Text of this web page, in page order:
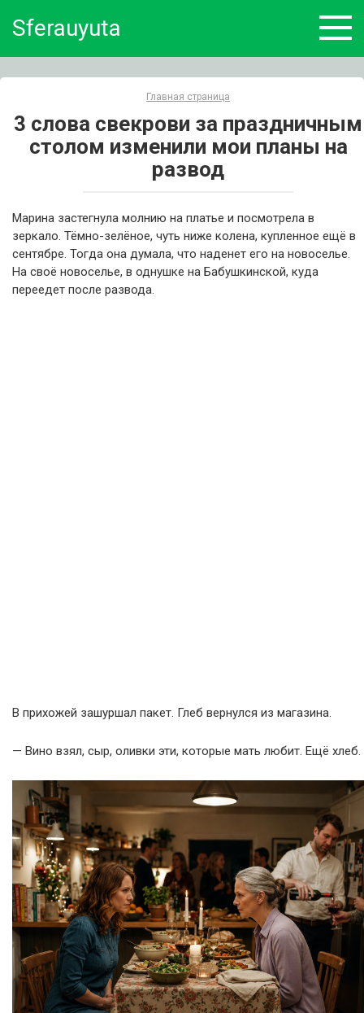
Sferauyuta
Главная страница
3 слова свекрови за праздничным
столом изменили мои планы на
развод
Марина застегнула молнию на платье и посмотрела в
зеркало. Тёмно-зелёное, чуть ниже колена, купленное ещё в
сентябре. Тогда она думала, что наденет его на новоселье.
На своё новоселье, в однушке на Бабушкинской, куда
переедет после развода.
В прихожей зашуршал пакет. Глеб вернулся из магазина.
— Вино взял, сыр, оливки эти, которые мать любит. Ещё хлеб.